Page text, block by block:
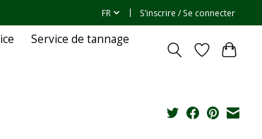
FR S’inscrire / Se connecter
Service de tannage